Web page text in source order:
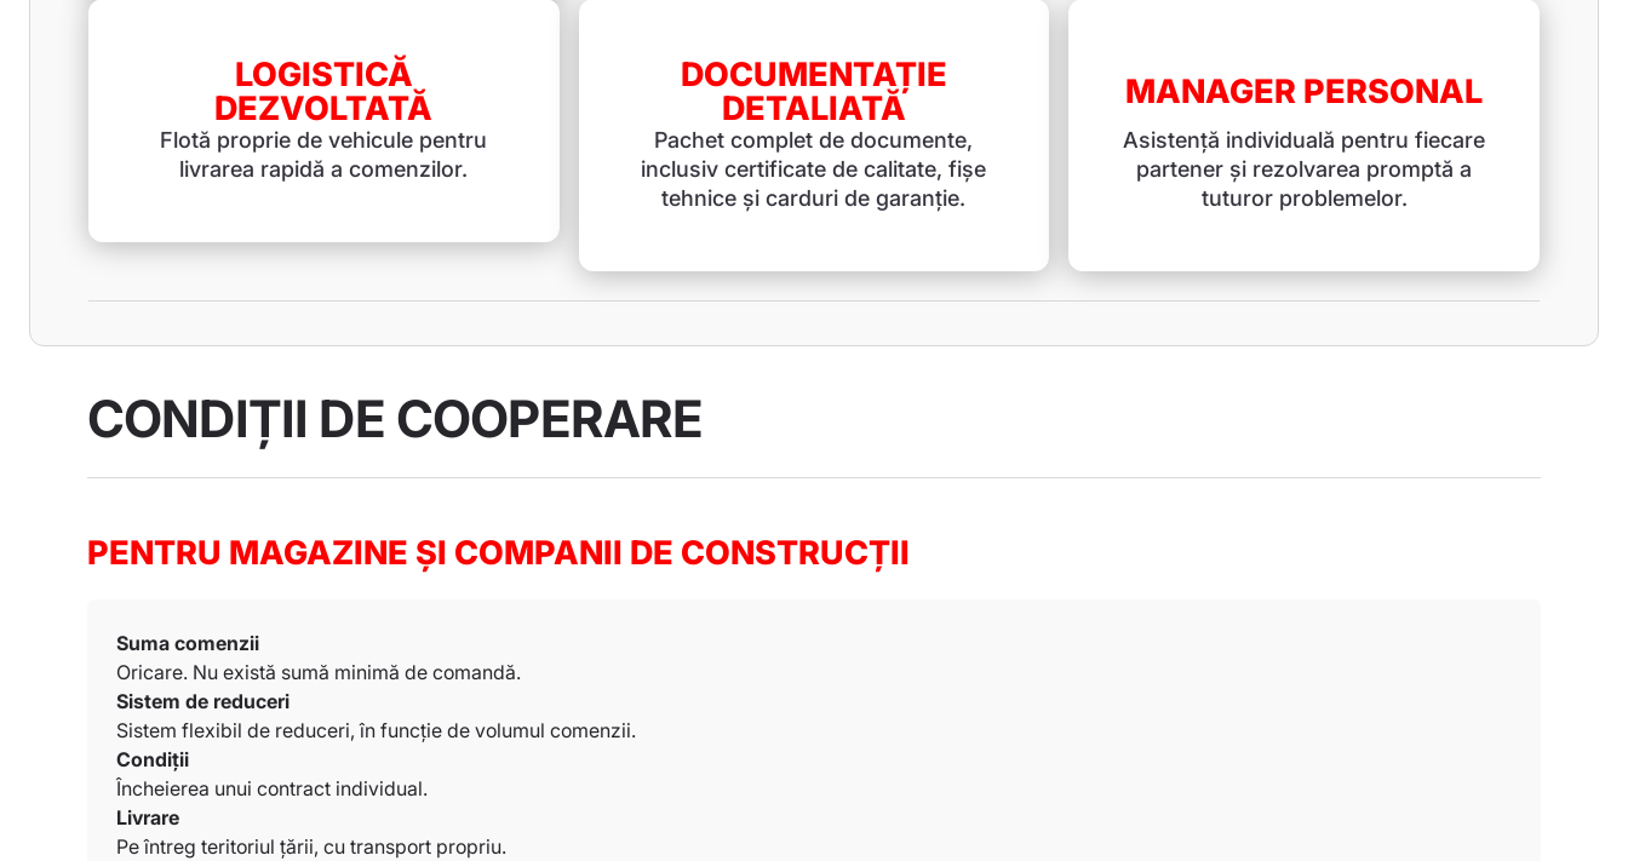
LOGISTICĂ
DEZVOLTATĂ
Flotă proprie de vehicule pentru
livrarea rapidă a comenzilor.
DOCUMENTAȚIE
DETALIATĂ
Pachet complet de documente,
inclusiv certificate de calitate, fișe
tehnice și carduri de garanție.
MANAGER PERSONAL
Asistență individuală pentru fiecare
partener și rezolvarea promptă a
tuturor problemelor.
CONDIȚII DE COOPERARE
PENTRU MAGAZINE ȘI COMPANII DE CONSTRUCȚII
Suma comenzii
Oricare. Nu există sumă minimă de comandă.
Sistem de reduceri
Sistem flexibil de reduceri, în funcție de volumul comenzii.
Condiții
Încheierea unui contract individual.
Livrare
Pe întreg teritoriul țării, cu transport propriu.